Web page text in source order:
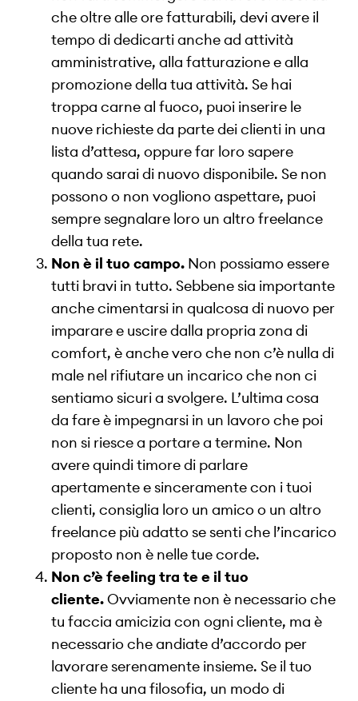
che oltre alle ore fatturabili, devi avere il
tempo di dedicarti anche ad attività
amministrative, alla fatturazione e alla
promozione della tua attività. Se hai
troppa carne al fuoco, puoi inserire le
nuove richieste da parte dei clienti in una
lista d’attesa, oppure far loro sapere
quando sarai di nuovo disponibile. Se non
possono o non vogliono aspettare, puoi
sempre segnalare loro un altro freelance
della tua rete.
Non è il tuo campo. Non possiamo essere
tutti bravi in tutto. Sebbene sia importante
anche cimentarsi in qualcosa di nuovo per
imparare e uscire dalla propria zona di
comfort, è anche vero che non c’è nulla di
male nel rifiutare un incarico che non ci
sentiamo sicuri a svolgere. L’ultima cosa
da fare è impegnarsi in un lavoro che poi
non si riesce a portare a termine. Non
avere quindi timore di parlare
apertamente e sinceramente con i tuoi
clienti, consiglia loro un amico o un altro
freelance più adatto se senti che l’incarico
proposto non è nelle tue corde.
Non c’è feeling tra te e il tuo
cliente.Ovviamente non è necessario che
tu faccia amicizia con ogni cliente, ma è
necessario che andiate d’accordo per
lavorare serenamente insieme. Se il tuo
cliente ha una filosofia, un modo di